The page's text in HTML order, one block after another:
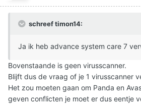
schreef timon14:
Ja ik heb advance system care 7
Bovenstaande is geen virusscanner.
Blijft dus de vraag of je 1 virusscanner
Het zou moeten gaan om Panda en
geven conflicten je moet er dus eentje